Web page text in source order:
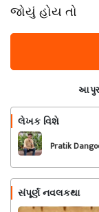
જોયું હોય તો
આ
લેખક વિશે
Pratik
સંપૂર્ણ નવલકથા